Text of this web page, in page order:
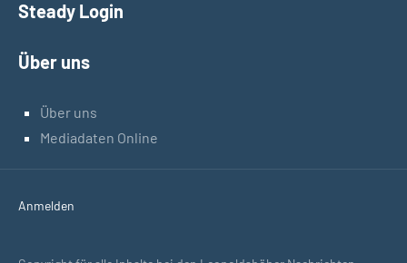
Steady Login
Über uns
Über uns
Mediadaten Online
Anmelden